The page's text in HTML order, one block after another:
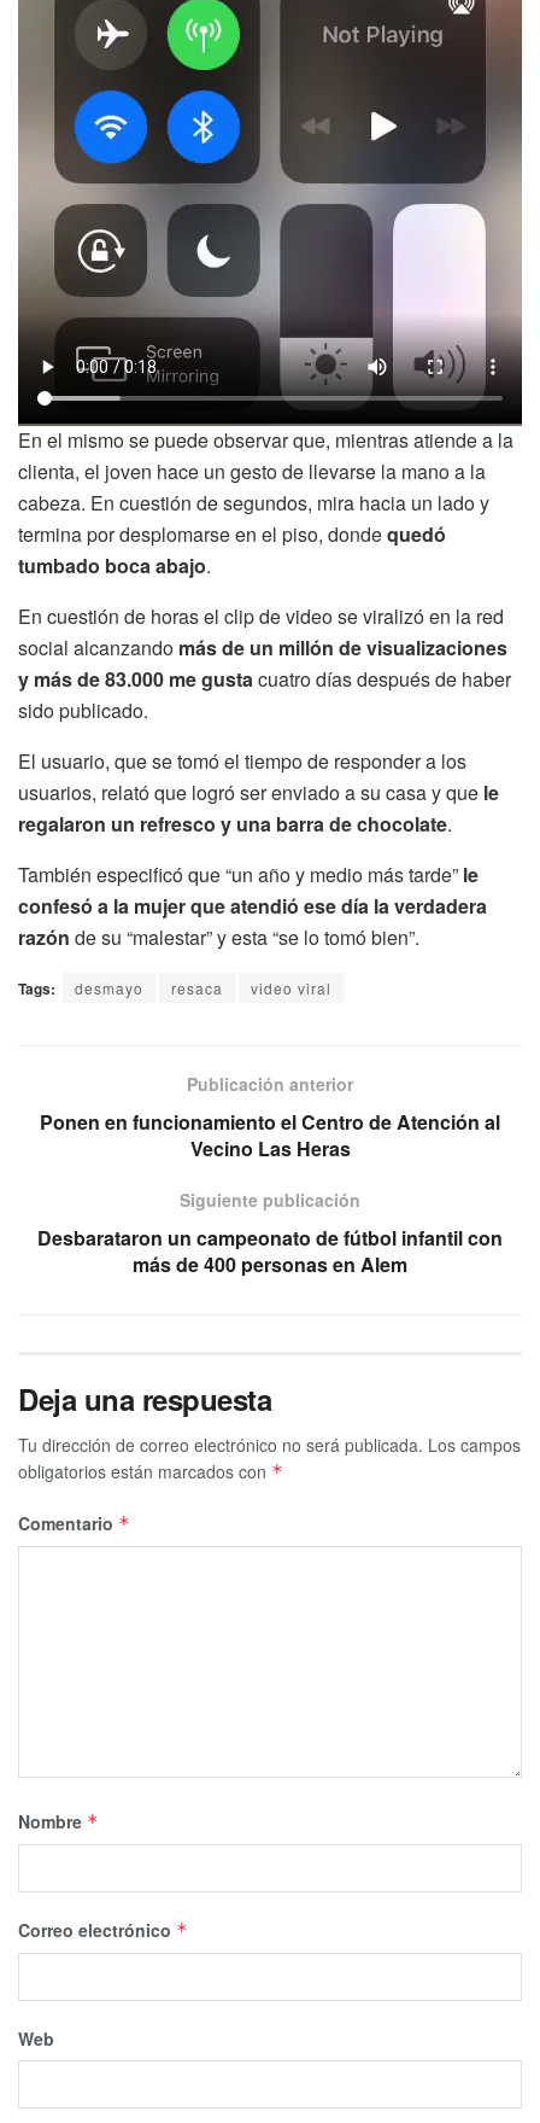
En el mismo se puede observar que, mientras atiende a la
clienta, el joven hace un gesto de llevarse la mano a la
cabeza. En cuestión de segundos, mira hacia un lado y
termina por desplomarse en el piso, dondequedó
tumbado boca abajo.
En cuestión de horas el clip de video se viralizó en la red
social alcanzando más de un millón de visualizaciones
y más de 83.000 me gustacuatro días después de haber
sido publicado.
El usuario, que se tomó el tiempo de responder a los
usuarios, relató que logró ser enviado a su casa y que le
regalaron un refresco y una barra de chocolate.
También especificó que “un año y medio más tarde” le
confesó a la mujer que atendió ese día la verdadera
razón de su “malestar” y esta “se lo tomó bien”.
Tags: desmayo resaca video viral
Publicación anterior
Ponen en funcionamiento el Centro de Atención al
Vecino Las Heras
Siguiente publicación
Desbarataron un campeonato de fútbol infantil con
más de 400 personas en Alem
Deja una respuesta
Tu dirección de correo electrónico no será publicada. Los campos
obligatorios están marcados con *
Comentario *
Nombre *
Correo electrónico *
Web